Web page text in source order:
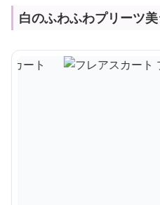
白のふわふわプリーツ